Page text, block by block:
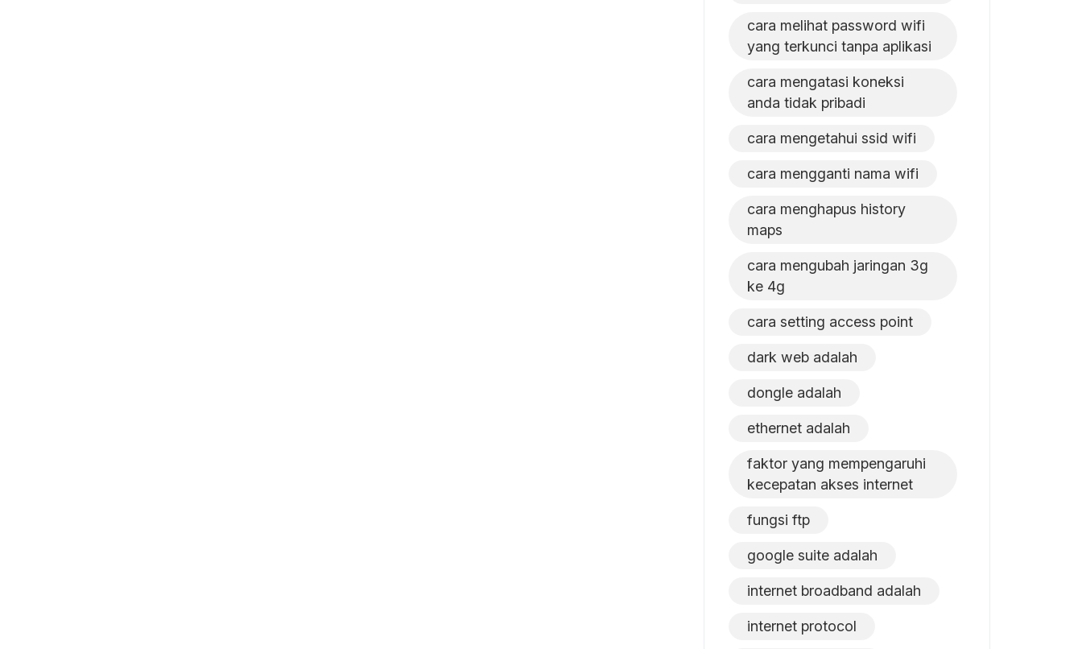
cara melihat password wifi
yang terkunci tanpa aplikasi
cara mengatasi koneksi
anda tidak pribadi
cara mengetahui ssid wifi
cara mengganti nama wifi
cara menghapus history
maps
cara mengubah jaringan 3g
ke 4g
cara setting access point
dark web adalah
dongle adalah
ethernet adalah
faktor yang mempengaruhi
kecepatan akses internet
fungsi ftp
google suite adalah
internet broadband adalah
internet protocol